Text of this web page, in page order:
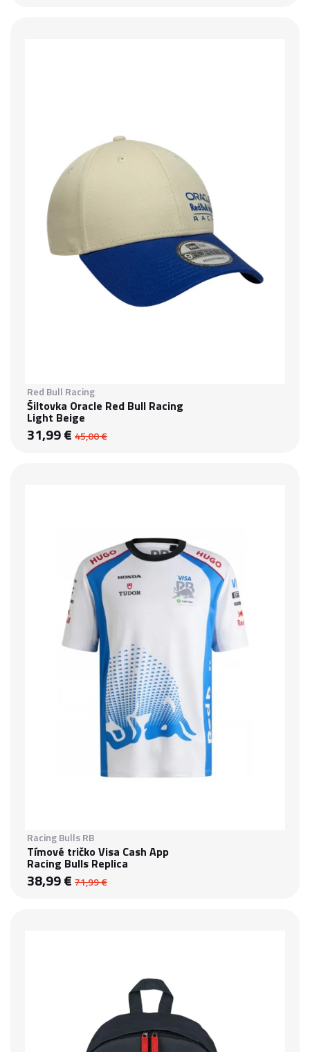
Red Bull Racing
Šiltovka Oracle Red Bull Racing
Light Beige
31,99 € 45,00 €
Racing Bulls RB
Tímové tričko Visa Cash App
Racing Bulls Replica
38,99 € 71,99 €